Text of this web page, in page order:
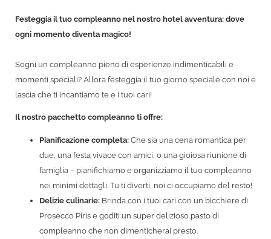
Festeggia il tuo compleanno nel nostro hotel avventura: dove
ogni momento diventa magico!
Sogni un compleanno pieno di esperienze indimenticabili e
momenti speciali? Allora festeggia il tuo giorno speciale con noi e
lascia che ti incantiamo te e i tuoi cari!
Il nostro pacchetto compleanno ti offre:
Pianificazione completa: Che sia una cena romantica per
due, una festa vivace con amici, o una gioiosa riunione di
famiglia – pianifichiamo e organizziamo il tuo compleanno
nei minimi dettagli. Tu ti diverti, noi ci occupiamo del resto!
Delizie culinarie: Brinda con i tuoi cari con un bicchiere di
Prosecco Piris e goditi un super delizioso pasto di
compleanno che non dimenticherai presto.